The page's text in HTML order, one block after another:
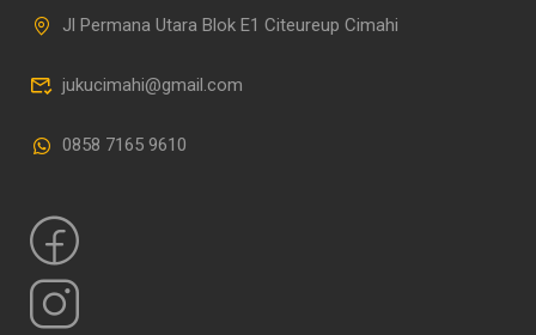
Jl Permana Utara Blok E1 Citeureup Cimahi
jukucimahi@gmail.com
0858 7165 9610